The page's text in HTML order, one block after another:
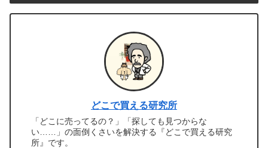
どこで買える研究所
「どこに売ってるの？」「探しても見つからな
い……」の面倒くさいを解決する『どこで買える研究
所』です。